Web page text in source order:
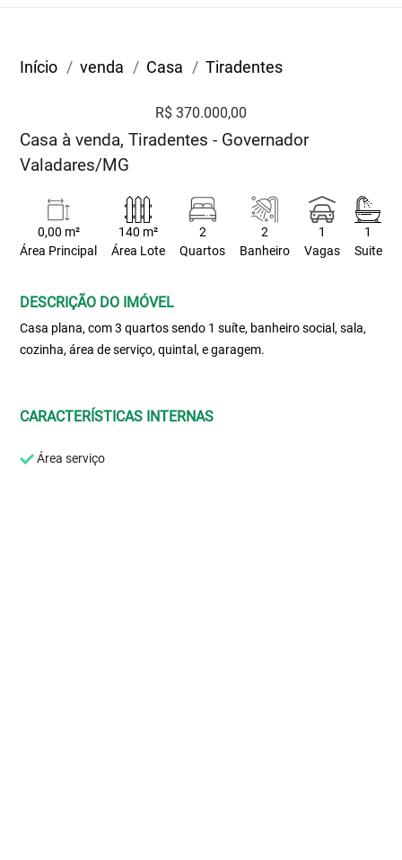
Início venda Casa Tiradentes
R$ 370.000,00
Casa à venda, Tiradentes - Governador
Valadares/MG
0,00 m²
Área Principal
140 m²
Área Lote
2
Quartos
2
Banheiro
1
Vagas
1
Suite
DESCRIÇÃO DO IMÓVEL
Casa plana, com 3 quartos sendo 1 suíte, banheiro social, sala,
cozinha, área de serviço, quintal, e garagem.
CARACTERÍSTICAS INTERNAS
Área serviço